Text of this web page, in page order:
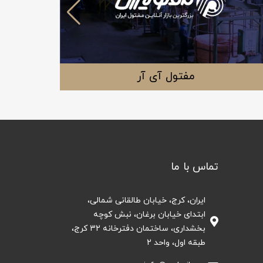
مفتول آی آر
تماس با ما
ایران، کرج، خیابان طالقانی شمالی،
ابتدای خیابان برغان، نبش کوچه
بخشداری، ساختمان دفترخانه 32 کرج،
طبقه اول، واحد 2